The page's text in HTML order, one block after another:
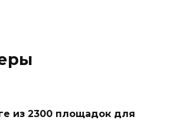
из 2300 площадок для